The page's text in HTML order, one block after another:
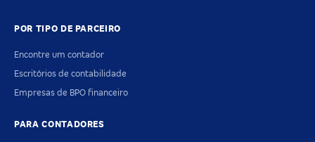
POR TIPO DE PARCEIRO
Encontre um contador
Escritórios de contabilidade
Empresas de BPO financeiro
PARA CONTADORES